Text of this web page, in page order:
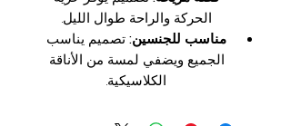
الحركة والراحة طوال الليل.
مناسب للجنسين:تصميم يناسب
الجميع ويضفي لمسة من الأناقة
الكلاسيكية.